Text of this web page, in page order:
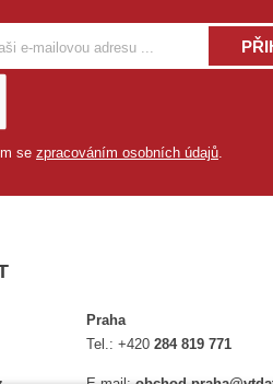
se zpracováním osobních údajů.
Praha
Tel.:+420284 819 771